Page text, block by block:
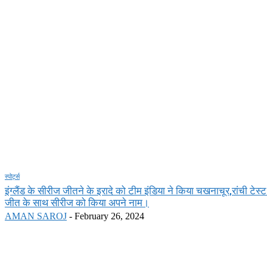
स्पोर्ट्स
इंग्लैंड के सीरीज जीतने के इरादे को टीम इंडिया ने किया चखनाचूर,रांची
जीत के साथ सीरीज को किया अपने नाम।
AMAN SAROJ - February 26, 2024